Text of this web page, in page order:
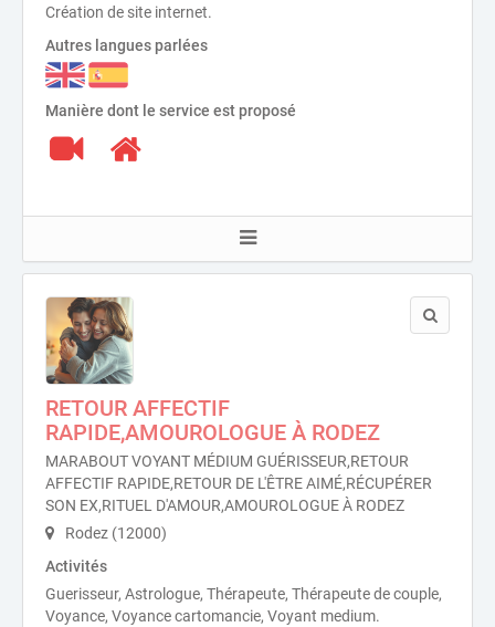
Création de site internet.
Autres langues parlées
Manière dont le service est proposé
RETOUR AFFECTIF
RAPIDE,AMOUROLOGUE À RODEZ
MARABOUT VOYANT MÉDIUM GUÉRISSEUR,RETOUR
AFFECTIF RAPIDE,RETOUR DE L'ÊTRE AIMÉ,RÉCUPÉRER
SON EX,RITUEL D'AMOUR,AMOUROLOGUE À RODEZ
Rodez (12000)
Activités
Guerisseur, Astrologue, Thérapeute, Thérapeute de couple,
Voyance, Voyance cartomancie, Voyant medium.